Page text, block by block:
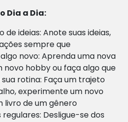
Dia a Dia:
ideias: Anote suas ideias,
sempre que
novo: Aprenda uma nova
novo hobby ou faça algo que
rotina: Faça um trajeto
experimente um novo
livro de um gênero
Desligue-se dos